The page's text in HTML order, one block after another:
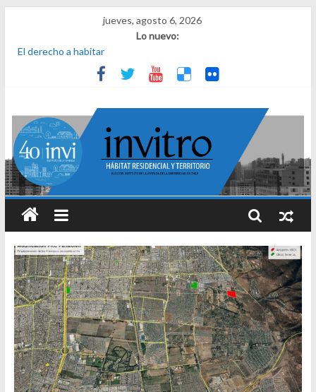
jueves, agosto 6, 2026
Lo nuevo:
¿Qué es el habitar? Sesión 1 de ciclo de conversatorios 40 años
INVI
El derecho a habitar
Una noche y el amanecer en Dignidad